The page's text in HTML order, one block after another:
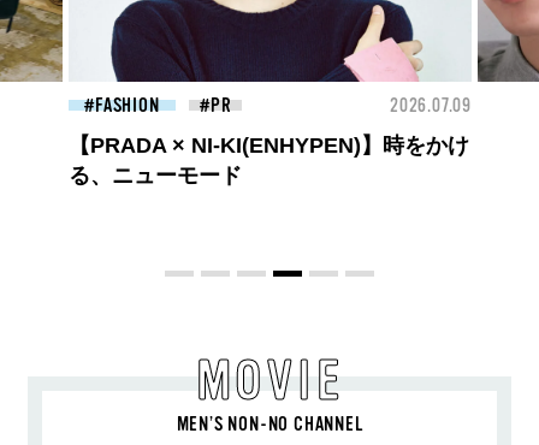
FASHION 2026.07.09
高橋璃央と、ジュエッテの出会い。夏の
定番、ピンクゴールドが印象的
MOVIE
MEN’S NON-NO CHANNEL